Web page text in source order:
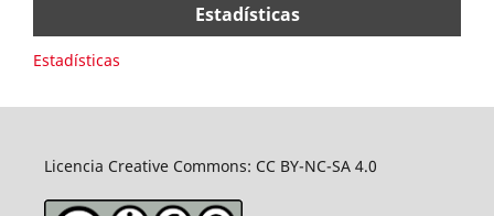
Estadísticas
Estadísticas
Licencia Creative Commons: CC BY-NC-SA 4.0